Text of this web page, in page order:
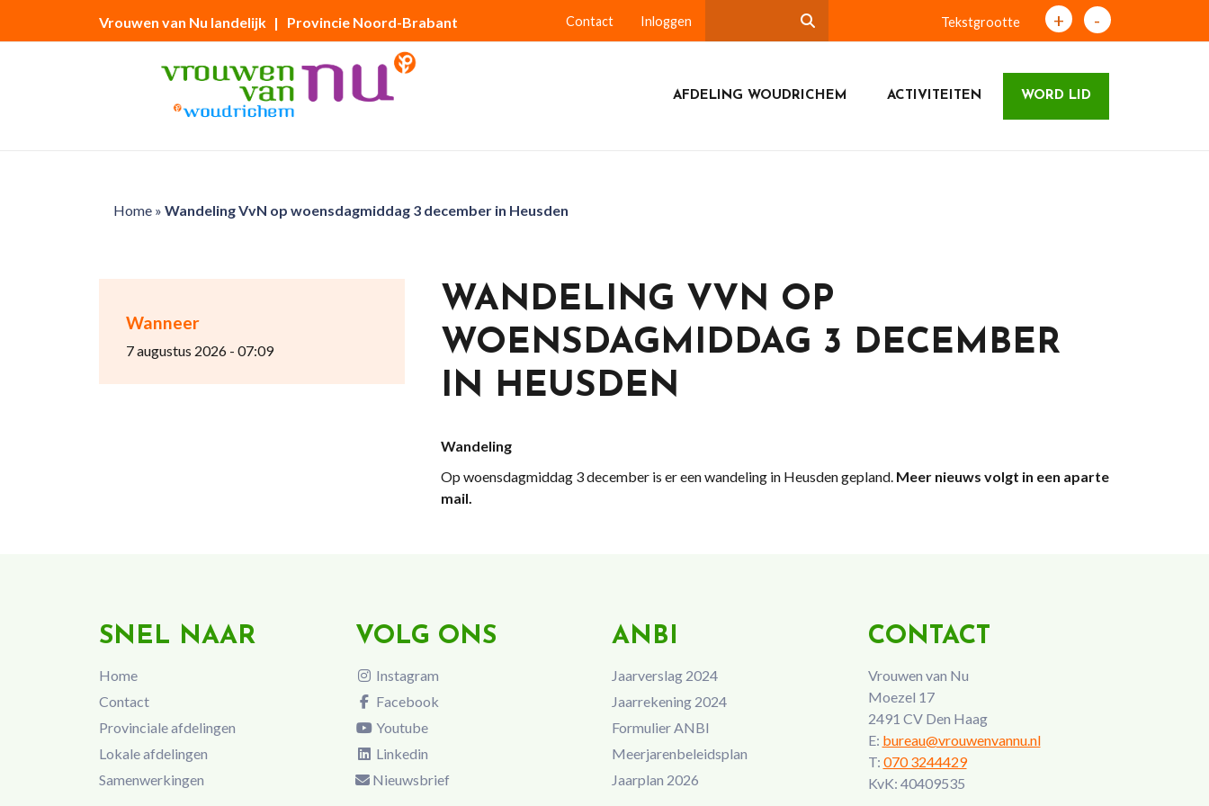
Vrouwen van Nu landelijk | Provincie Noord-Brabant Contact Inloggen Tekstgrootte + -
AFDELING WOUDRICHEM ACTIVITEITEN WORD LID
Home» Wandeling VvN op woensdagmiddag 3 december in Heusden
Wanneer
7 augustus 2026 - 07:09
WANDELING VVN OP
WOENSDAGMIDDAG 3 DECEMBER
IN HEUSDEN
Wandeling
Op woensdagmiddag 3 december is er een wandeling in Heusden gepland. Meer nieuws volgt in een aparte
mail.
SNEL NAAR
Home
Contact
Provinciale afdelingen
Lokale afdelingen
Samenwerkingen
VOLG ONS
Instagram
Facebook
Youtube
Linkedin
Nieuwsbrief
ANBI
Jaarverslag 2024
Jaarrekening 2024
Formulier ANBI
Meerjarenbeleidsplan
Jaarplan 2026
CONTACT
Vrouwen van Nu
Moezel 17
2491 CV Den Haag
E: bureau@vrouwenvannu.nl
T: 070 3244429
KvK: 40409535